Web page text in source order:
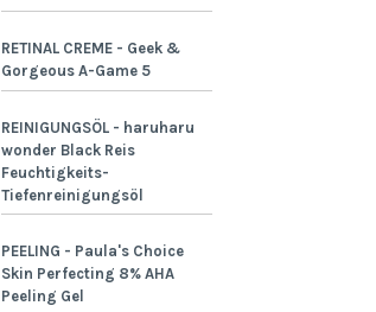
RETINAL CREME - Geek &
Gorgeous A-Game 5
REINIGUNGSÖL - haruharu
wonder Black Reis
Feuchtigkeits-
Tiefenreinigungsöl
PEELING - Paula's Choice
Skin Perfecting 8% AHA
Peeling Gel